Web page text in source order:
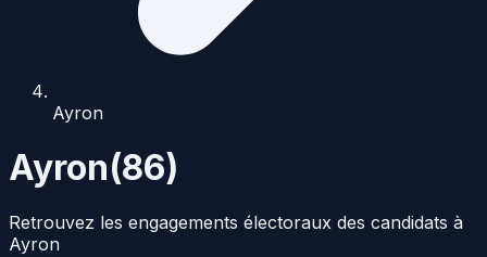
Ayron
Ayron(86)
Retrouvez les engagements électoraux des candidats à
Ayron